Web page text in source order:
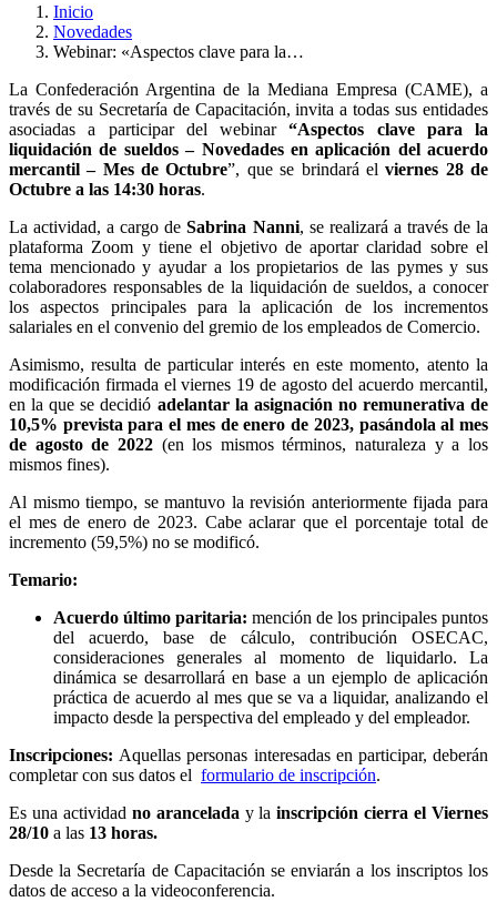
Inicio
Novedades
Webinar: «Aspectos clave para la…
La Confederación Argentina de la Mediana Empresa (CAME), a
través de su Secretaría de Capacitación, invita a todas sus entidades
asociadas a participar del webinar“Aspectos clave para la
liquidación de sueldos – Novedades en aplicación del acuerdo
mercantil – Mes de Octubre”, que se brindará elviernes 28 de
Octubre a las 14:30 horas.
La actividad, a cargo deSabrina Nanni, se realizará a través de la
plataforma Zoom y tiene el objetivo de aportar claridad sobre el
tema mencionado y ayudar a los propietarios de las pymes y sus
colaboradores responsables de la liquidación de sueldos, a conocer
los aspectos principales para la aplicación de los incrementos
salariales en el convenio del gremio de los empleados de Comercio.
Asimismo, resulta de particular interés en este momento, atento la
modificación firmada el viernes 19 de agosto del acuerdo mercantil,
en la que se decidió adelantar la asignación no remunerativa de
10,5% prevista para el mes de enero de 2023, pasándola al mes
de agosto de 2022 (en los mismos términos, naturaleza y a los
mismos fines).
Al mismo tiempo, se mantuvo la revisión anteriormente fijada para
el mes de enero de 2023. Cabe aclarar que el porcentaje total de
incremento (59,5%) no se modificó.
Temario:
Acuerdo último paritaria: mención de los principales puntos
del acuerdo, base de cálculo, contribución OSECAC,
consideraciones generales al momento de liquidarlo. La
dinámica se desarrollará en base a un ejemplo de aplicación
práctica de acuerdo al mes que se va a liquidar, analizando el
impacto desde la perspectiva del empleado y del empleador.
Inscripciones: Aquellas personas interesadas en participar, deberán
completar con sus datos el formulario de inscripción.
Es una actividad no arancelada y lainscripción cierra el Viernes
28/10 a las 13 horas.
Desde la Secretaría de Capacitación se enviarán a los inscriptos los
datos de acceso a la videoconferencia.